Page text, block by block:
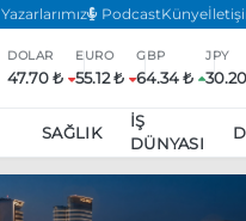
Yazarlarımız PodcastKünye
DOLAR
47.70 ₺
EURO
55.12 ₺
GBP
64.34 ₺
JPY
SAĞLIK
İŞ
DÜNYASI